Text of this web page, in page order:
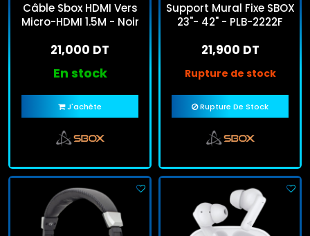
Câble Sbox HDMI Vers
Micro-HDMI 1.5M - Noir
21,000 DT
En stock
J'achète
Support Mural Fixe SBOX
23"- 42" - PLB-2222F
21,900 DT
Rupture de stock
Rupture De Stock